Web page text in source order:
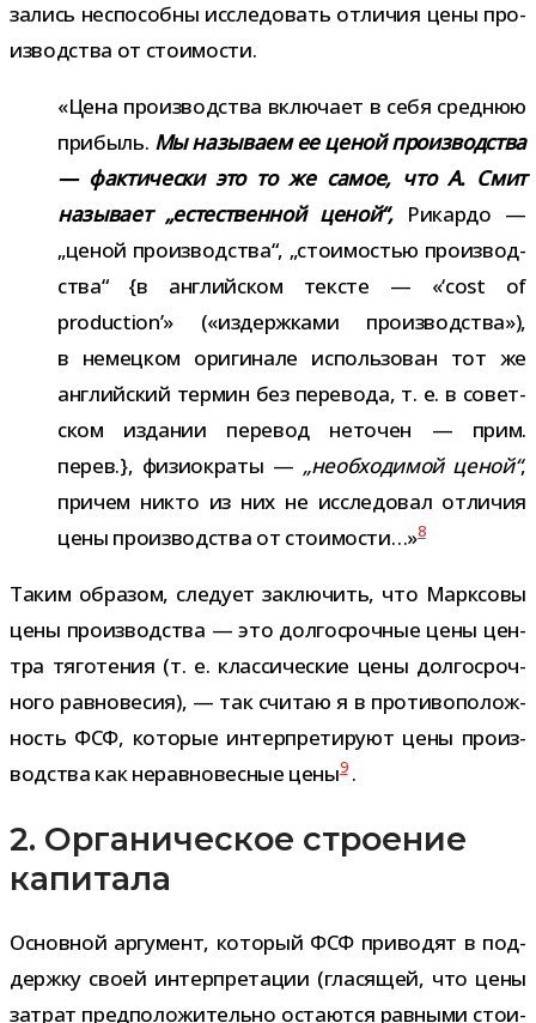
за­лись неспо­собны иссле­до­вать отли­чия цены про­
из­вод­ства от стоимости.
«Цена про­из­вод­ства вклю­чает в себя сред­нюю
при­быль. Мы назы­ваем ее ценой про­из­вод­ства
— фак­ти­че­ски это то же самое, что А. Смит
назы­вает „есте­ствен­ной ценой“,Рикардо —
„ценой про­из­вод­ства“, „сто­и­мо­стью про­из­вод­
ства“ {в англий­ском тек­сте — «‘cost of
production’» («издерж­ками про­из­вод­ства»),
в немец­ком ори­ги­нале исполь­зо­ван тот же
англий­ский тер­мин без пере­вода, т. е. в совет­
ском изда­нии пере­вод нето­чен — прим.
перев.}, физио­краты — „необ­хо­ди­мой ценой“,
при­чем никто из них не иссле­до­вал отли­чия
цены про­из­вод­ства от сто­и­мо­сти…»8
Таким обра­зом, сле­дует заклю­чить, что Марксовы
цены про­из­вод­ства — это дол­го­сроч­ные цены цен­
тра тяго­те­ния (т. е. клас­си­че­ские цены дол­го­сроч­
ного рав­но­ве­сия), — так счи­таю я в про­ти­во­по­лож­
ность ФСФ, кото­рые интер­пре­ти­руют цены про­из­
вод­ства как нерав­но­вес­ные цены9.
2. Органическое строение
капитала
Основной аргу­мент, кото­рый ФСФ при­во­дят в под­
держку своей интер­пре­та­ции (гла­ся­щей, что цены
затрат пред­по­ло­жи­тельно оста­ются рав­ными сто­и­